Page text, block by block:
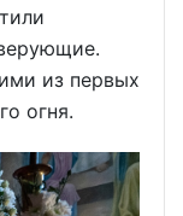
из первых
огня.